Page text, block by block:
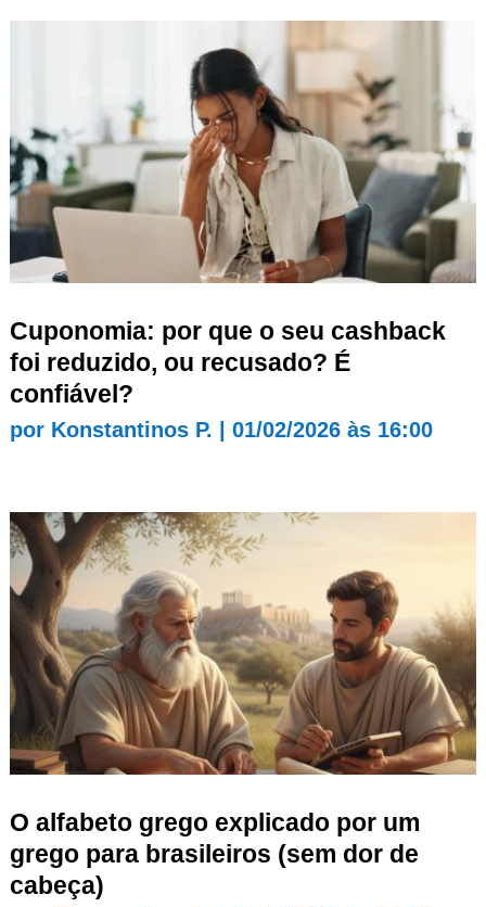
Cuponomia: por que o seu cashback
foi reduzido, ou recusado? É
confiável?
por Konstantinos P. 01/02/2026 às 16:00
O alfabeto grego explicado por um
grego para brasileiros (sem dor de
cabeça)